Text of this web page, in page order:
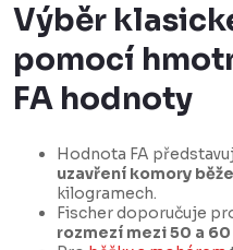
Výběr
pomocí
FA hodnoty
Hodnota FA
uzavření komory
kilogramech.
Fischer doporučuje
rozmezí mezi 50 a